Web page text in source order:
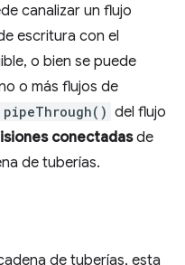
canalizar un flujo
escritura con el
o bien se puede
o más flujos de
pipeThrough() del flujo
conectadasde
de tuberías.
de tuberías, esta